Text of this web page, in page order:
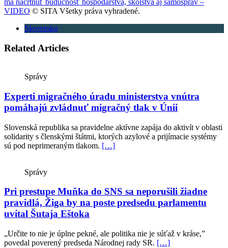
VIDEO © SITA Všetky práva vyhradené.
Slovensko
Related Articles
Správy
Experti migračného úradu ministerstva vnútra
pomáhajú zvládnuť migračný tlak v Únii
Slovenská republika sa pravidelne aktívne zapája do aktivít v oblasti
solidarity s členskými štátmi, ktorých azylové a prijímacie systémy
sú pod neprimeraným tlakom. […]
Správy
Pri prestupe Muňka do SNS sa neporušili žiadne
pravidlá, Žiga by na poste predsedu parlamentu
uvítal Šutaja Eštoka
„Určite to nie je úplne pekné, ale politika nie je súťaž v kráse,”
povedal poverený predseda Národnej rady SR. […]